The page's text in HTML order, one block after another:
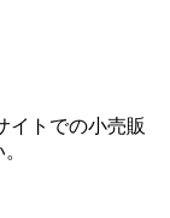
イトでの小売販